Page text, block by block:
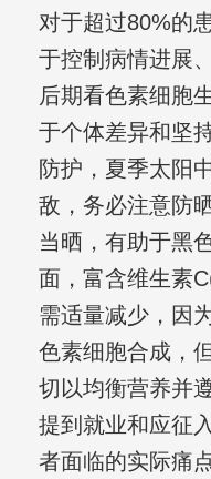
对于超过80%的
于控制病情进展
后期看色素细胞
于个体差异和坚
防护，夏季太阳
敌，务必注意防
当晒，有助于黑
面，富含维生素
需适量减少，因
色素细胞合成，
切以均衡营养并
提到就业和应征
者面临的实际痛